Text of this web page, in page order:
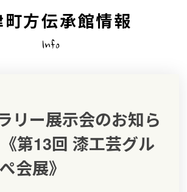
町方伝承館情報
Info
リー展示会のお知ら
第13回 漆工芸グル
会展》